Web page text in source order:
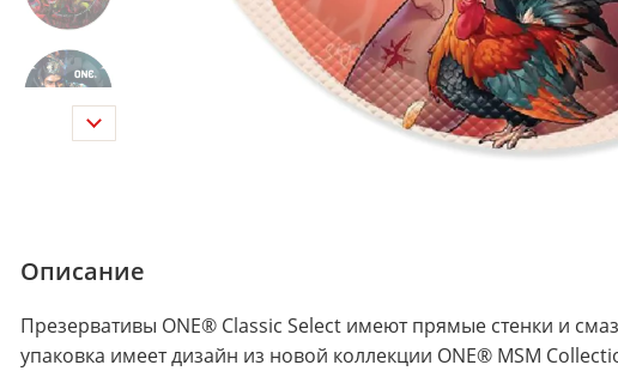
Описание
Презервативы ONE® Classic Select имеют прямые стенки и
упаковка имеет дизайн из новой коллекции ONE® MSM